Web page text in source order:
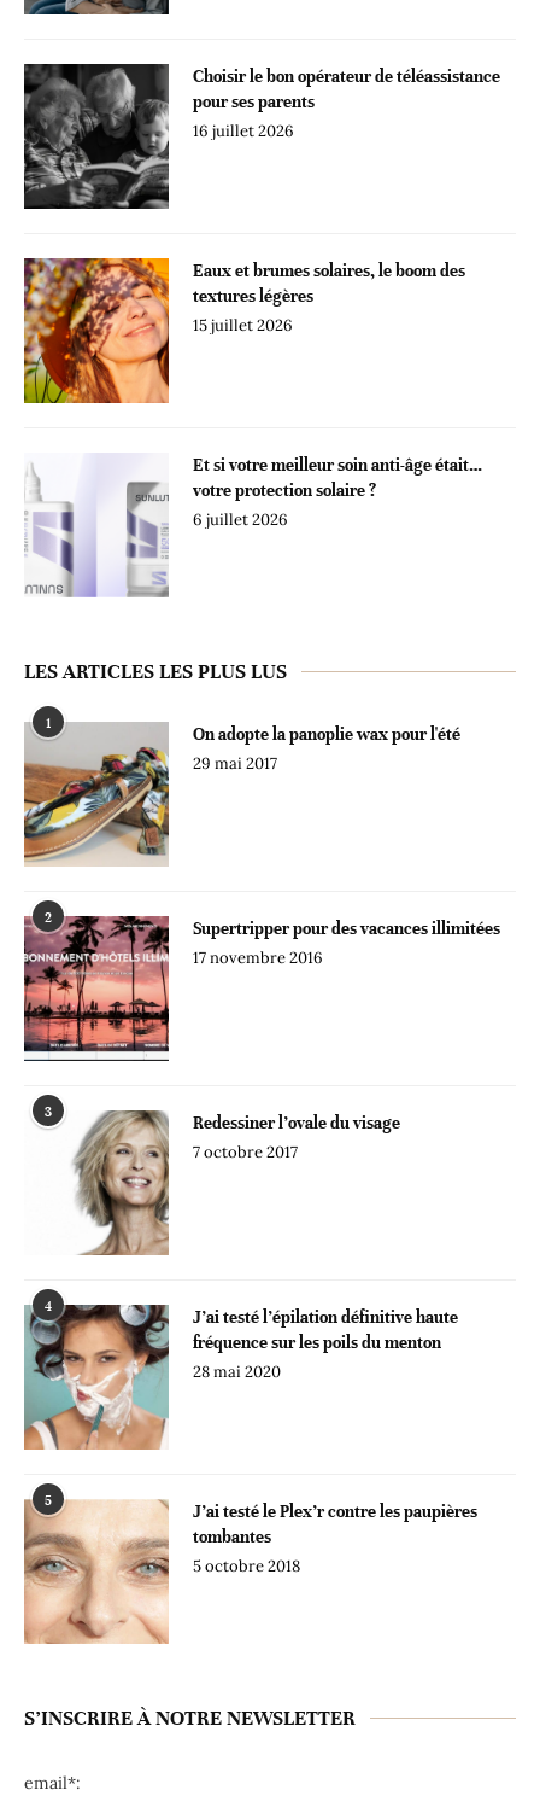
Choisir le bon opérateur de téléassistance
pour ses parents
16 juillet 2026
Eaux et brumes solaires, le boom des
textures légères
15 juillet 2026
Et si votre meilleur soin anti-âge était…
votre protection solaire ?
6 juillet 2026
LES ARTICLES LES PLUS LUS
1
On adopte la panoplie wax pour l'été
29 mai 2017
2
Supertripper pour des vacances illimitées
17 novembre 2016
3
Redessiner l’ovale du visage
7 octobre 2017
4
J’ai testé l’épilation définitive haute
fréquence sur les poils du menton
28 mai 2020
5
J’ai testé le Plex’r contre les paupières
tombantes
5 octobre 2018
S’INSCRIRE À NOTRE NEWSLETTER
email*: